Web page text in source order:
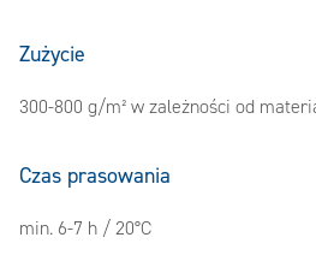
Zużycie
300-800 g/m² w zależności od
Czas prasowania
min. 6-7 h / 20°C